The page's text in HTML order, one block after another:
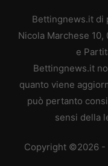
Bettingnews.it di
Nicola Marchese 10,
e
Bettingnews.it
quanto viene
può pertanto
sensi della
Copyright ©2026